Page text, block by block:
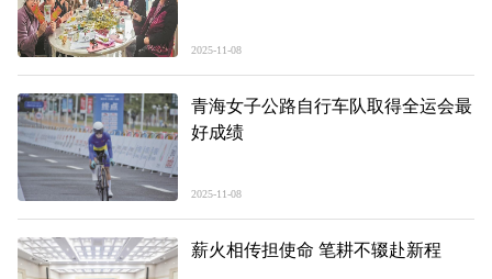
2025-11-08
青海女子公路自行车队取得全运会最
好成绩
2025-11-08
薪火相传担使命 笔耕不辍赴新程